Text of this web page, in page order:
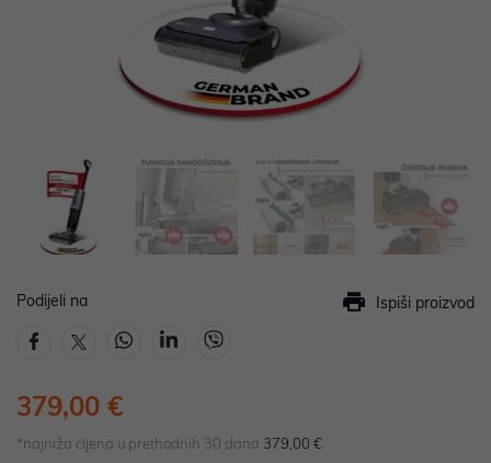
Podijeli na Ispiši proizvod
379,00 €
*najniža cijena u prethodnih 30 dana 379,00 €